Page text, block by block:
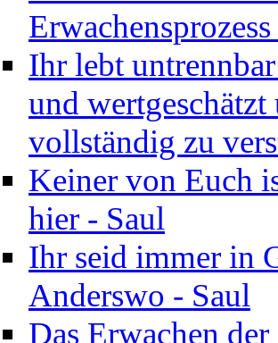
Ihr lebt
und wertgeschätzt
vollständig zu
Keiner von Euch
hier - Saul
Ihr seid immer in
Anderswo - Saul
Das Erwachen